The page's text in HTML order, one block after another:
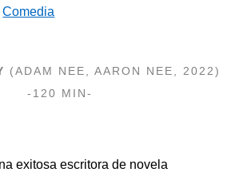
Comedia
(ADAM NEE, AARON NEE
, 2022)
-120 MIN-
exitosa escritora de novela